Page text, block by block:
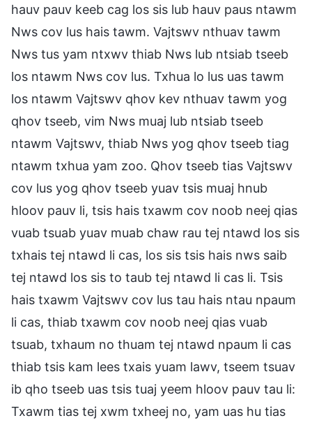
hauv pauv keeb cag los sis lub hauv paus ntawm
Nws cov lus hais tawm. Vajtswv nthuav tawm
Nws tus yam ntxwv thiab Nws lub ntsiab tseeb
los ntawm Nws cov lus. Txhua lo lus uas tawm
los ntawm Vajtswv qhov kev nthuav tawm yog
qhov tseeb, vim Nws muaj lub ntsiab tseeb
ntawm Vajtswv, thiab Nws yog qhov tseeb tiag
ntawm txhua yam zoo. Qhov tseeb tias Vajtswv
cov lus yog qhov tseeb yuav tsis muaj hnub
hloov pauv li, tsis hais txawm cov noob neej qias
vuab tsuab yuav muab chaw rau tej ntawd los sis
txhais tej ntawd li cas, los sis tsis hais nws saib
tej ntawd los sis to taub tej ntawd li cas li. Tsis
hais txawm Vajtswv cov lus tau hais ntau npaum
li cas, thiab txawm cov noob neej qias vuab
tsuab, txhaum no thuam tej ntawd npaum li cas
thiab tsis kam lees txais yuam lawv, tseem tsuav
ib qho tseeb uas tsis tuaj yeem hloov pauv tau li:
Txawm tias tej xwm txheej no, yam uas hu tias